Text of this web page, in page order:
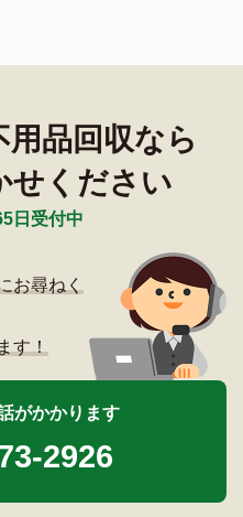
品回収なら
せください
日受付中
お尋ねく
す！
がかかります
2926